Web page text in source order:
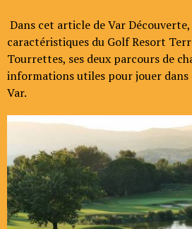
Dans cet article de Var
caractéristiques du Golf Resort
Tourrettes, ses deux parcours de
informations utiles pour jouer
Var.